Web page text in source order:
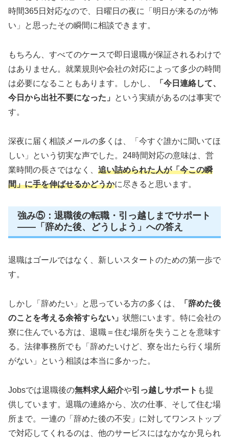
時間365日対応なので、日曜日の夜に「明日が来るのが怖
い」と思ったその瞬間に相談できます。
もちろん、すべてのケースで即日退職が保証されるわけで
はありません。就業規則や会社の対応によって多少の時間
は必要になることもあります。しかし、
「今日連絡して、
今日から出社不要になった」
という実績があるのは事実で
す。
深夜に届く相談メールの多くは、「今すぐ誰かに聞いてほ
しい」という切実な声でした。24時間対応の意味は、営
業時間の長さではなく、 追い詰められた人が「今この瞬
間」に手を伸ばせるかどうかに尽きると思います。
強み⑤：退職後の転職・引っ越しまでサポート
——「辞めた後、どうしよう」への答え
退職はゴールではなく、新しいスタートのための第一歩で
す。
しかし「辞めたい」と思っている方の多くは、
「辞めた後
のことを考える余裕すらない」 状態にいます。特に会社の
寮に住んでいる方は、退職＝住む場所を失うことを意味す
る。法律事務所でも「辞めたいけど、寮を出たら行く場所
がない」という相談は本当に多かった。
Jobsでは退職後の無料求人紹介や引っ越しサポート も提
供しています。退職の連絡から、次の仕事、そして住む場
所まで。一連の「辞めた後の不安」に対してワンストップ
で対応してくれるのは、他のサービスにはなかなか見られ